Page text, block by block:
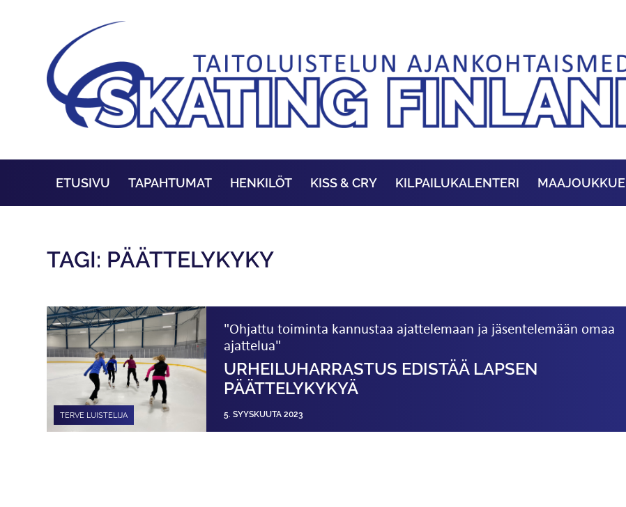
ETUSIVU TAPAHTUMAT HENKILÖT KISS & CRY KILPAILUKALENTERI MAAJOUKKUE
TAGI: PÄÄTTELYKYKY
TERVE LUISTELIJA
"Ohjattu toiminta kannustaa ajattelemaan ja jäsentelemään omaa
ajattelua"
URHEILUHARRASTUS EDISTÄÄ LAPSEN
PÄÄTTELYKYKYÄ
5. SYYSKUUTA 2023